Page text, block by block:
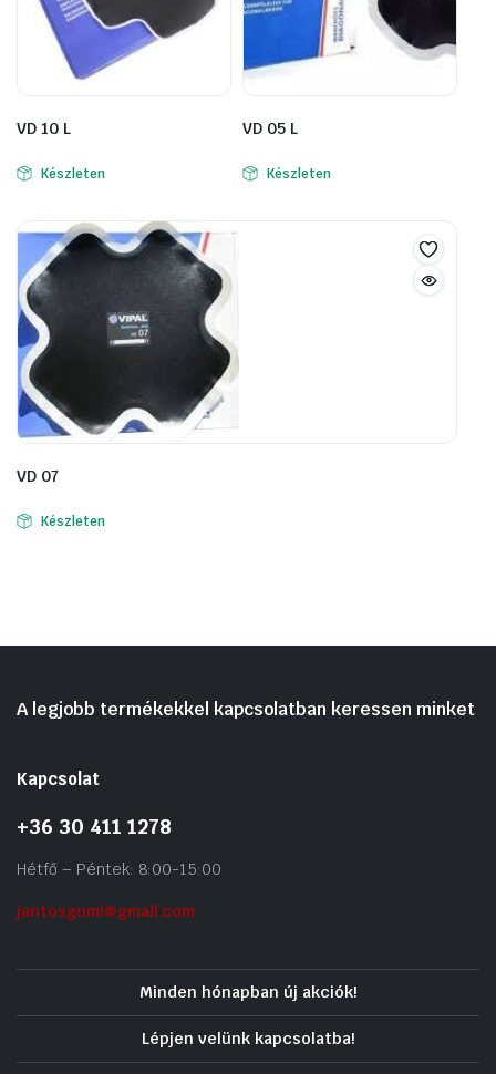
VD 10 L
Készleten
VD 05 L
Készleten
VD 07
Készleten
A legjobb termékekkel kapcsolatban keressen minket
Kapcsolat
+36 30 411 1278
Hétfő – Péntek: 8:00-15:00
jantosgumi@gmail.com
Minden hónapban új akciók!
Lépjen velünk kapcsolatba!